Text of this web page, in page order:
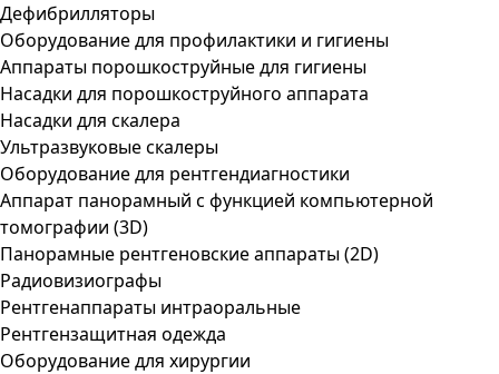
Дефибрилляторы
Оборудование для профилактики и гигиены
Аппараты порошкоструйные для гигиены
Насадки для порошкоструйного аппарата
Насадки для скалера
Ультразвуковые скалеры
Оборудование для рентгендиагностики
Аппарат панорамный с функцией компьютерной
томографии (3D)
Панорамные рентгеновские аппараты (2D)
Радиовизиографы
Рентгенаппараты интраоральные
Рентгензащитная одежда
Оборудование для хирургии